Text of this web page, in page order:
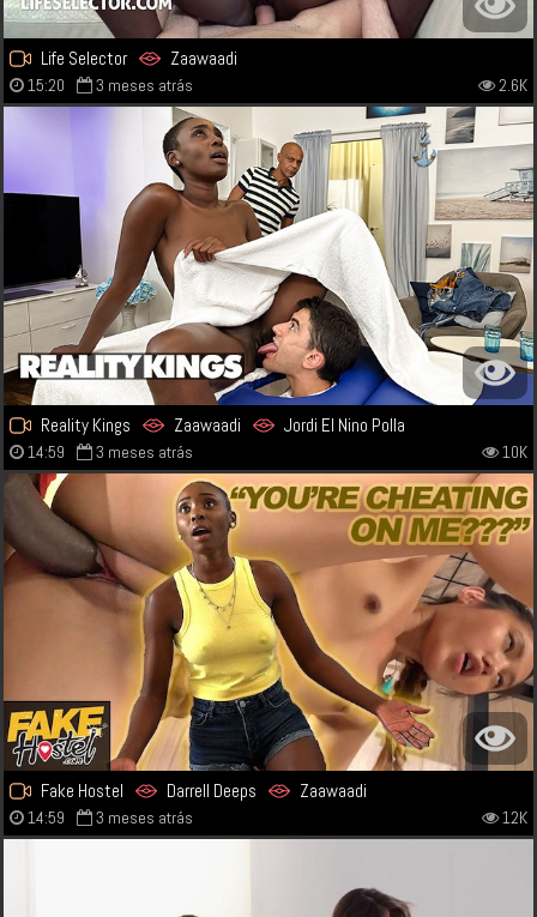
Life Selector Zaawaadi
15:20 3 meses atrás 2.6K
Reality Kings Zaawaadi Jordi El Nino Polla
14:59 3 meses atrás 10K
Fake Hostel Darrell Deeps Zaawaadi
14:59 3 meses atrás 12K